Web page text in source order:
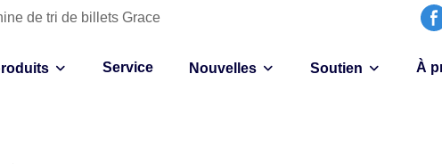
de tri de billets Grace
Service Nouvelles Soutien À